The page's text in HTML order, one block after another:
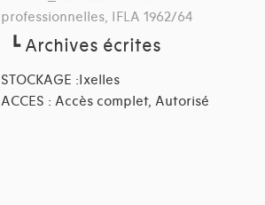
professionnelles, IFLA 1962/64
┗Archives écrites
STOCKAGE :Ixelles
ACCES : Accès complet, Autorisé